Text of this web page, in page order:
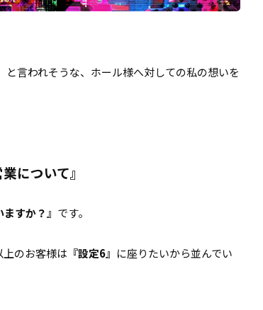
言われそうな、ホール様へ対しての私の想いを
について』
すか？』 です。
のお客様は 『設定6』 に座りたいから並んでい